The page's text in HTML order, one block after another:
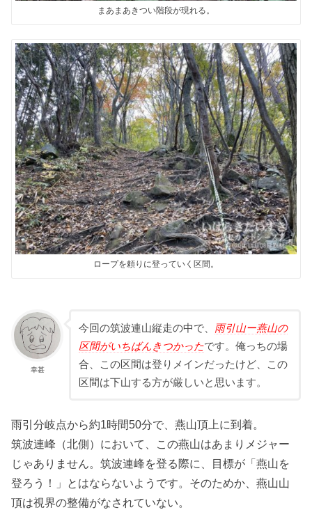
まあまあきつい階段が現れる。
ロープを頼りに登っていく区間。
幸甚
今回の筑波連山縦走の中で、 雨引山ー燕山の
区間がいちばんきつかったです。俺っちの場
合、この区間は登りメインだったけど、この
区間は下山する方が厳しいと思います。
雨引分岐点から約1時間50分で、燕山頂上に到着。
筑波連峰（北側）において、この燕山はあまりメジャー
じゃありません。筑波連峰を登る際に、目標が「燕山を
登ろう！」とはならないようです。そのためか、燕山山
頂は視界の整備がなされていない。